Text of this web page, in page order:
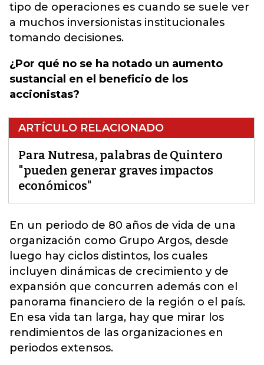
tipo de operaciones es cuando se suele ver
a muchos inversionistas institucionales
tomando decisiones.
¿Por qué no se ha notado un aumento
sustancial en el beneficio de los
accionistas?
ARTÍCULO RELACIONADO
Para Nutresa, palabras de Quintero
"pueden generar graves impactos
económicos"
En un periodo de 80 años de vida de una
organización como Grupo Argos, desde
luego hay ciclos distintos, los cuales
incluyen dinámicas de crecimiento y de
expansión que concurren además con el
panorama financiero de la región o el país.
En esa vida tan larga, hay que mirar los
rendimientos de las organizaciones en
periodos extensos.